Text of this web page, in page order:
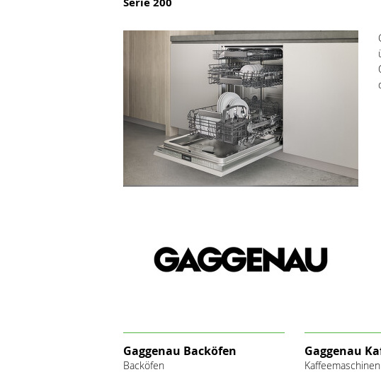
Gaggenau Backöfen
Backöfen
Gaggenau
Kaffeemaschinen